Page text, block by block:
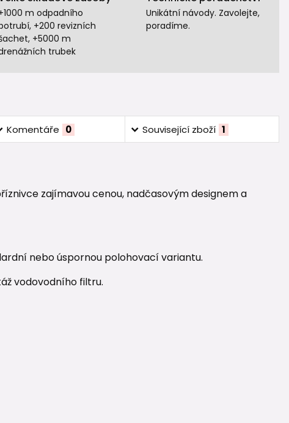
m odpadního
+200 revizních
+5000 m
trubek
Unikátní návody. Zavolejte,
poradíme.
Komentáře 0 Související zboží 1
zajímavou cenou, nadčasovým designem a
nebo úspornou polohovací variantu.
vodovodního filtru.